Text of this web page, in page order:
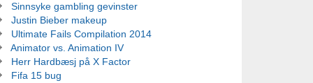
Sinnsyke gambling gevinster
Justin Bieber makeup
Ultimate Fails Compilation 2014
Animator vs. Animation IV
Herr Hardbæsj på X Factor
Fifa 15 bug